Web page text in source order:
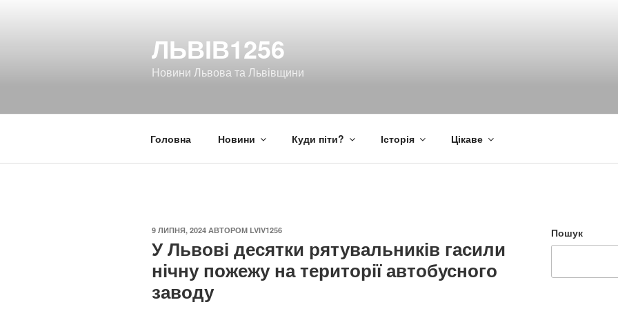
ЛЬВІВ1256
Новини Львова та Львівщини
Головна Новини Куди піти? Історія Цікаве
ОПУБЛІКОВАНО
9 ЛИПНЯ, 2024 АВТОРОМ LVIV1256
У Львові десятки рятувальників гасили
нічну пожежу на території автобусного
заводу
Пошук